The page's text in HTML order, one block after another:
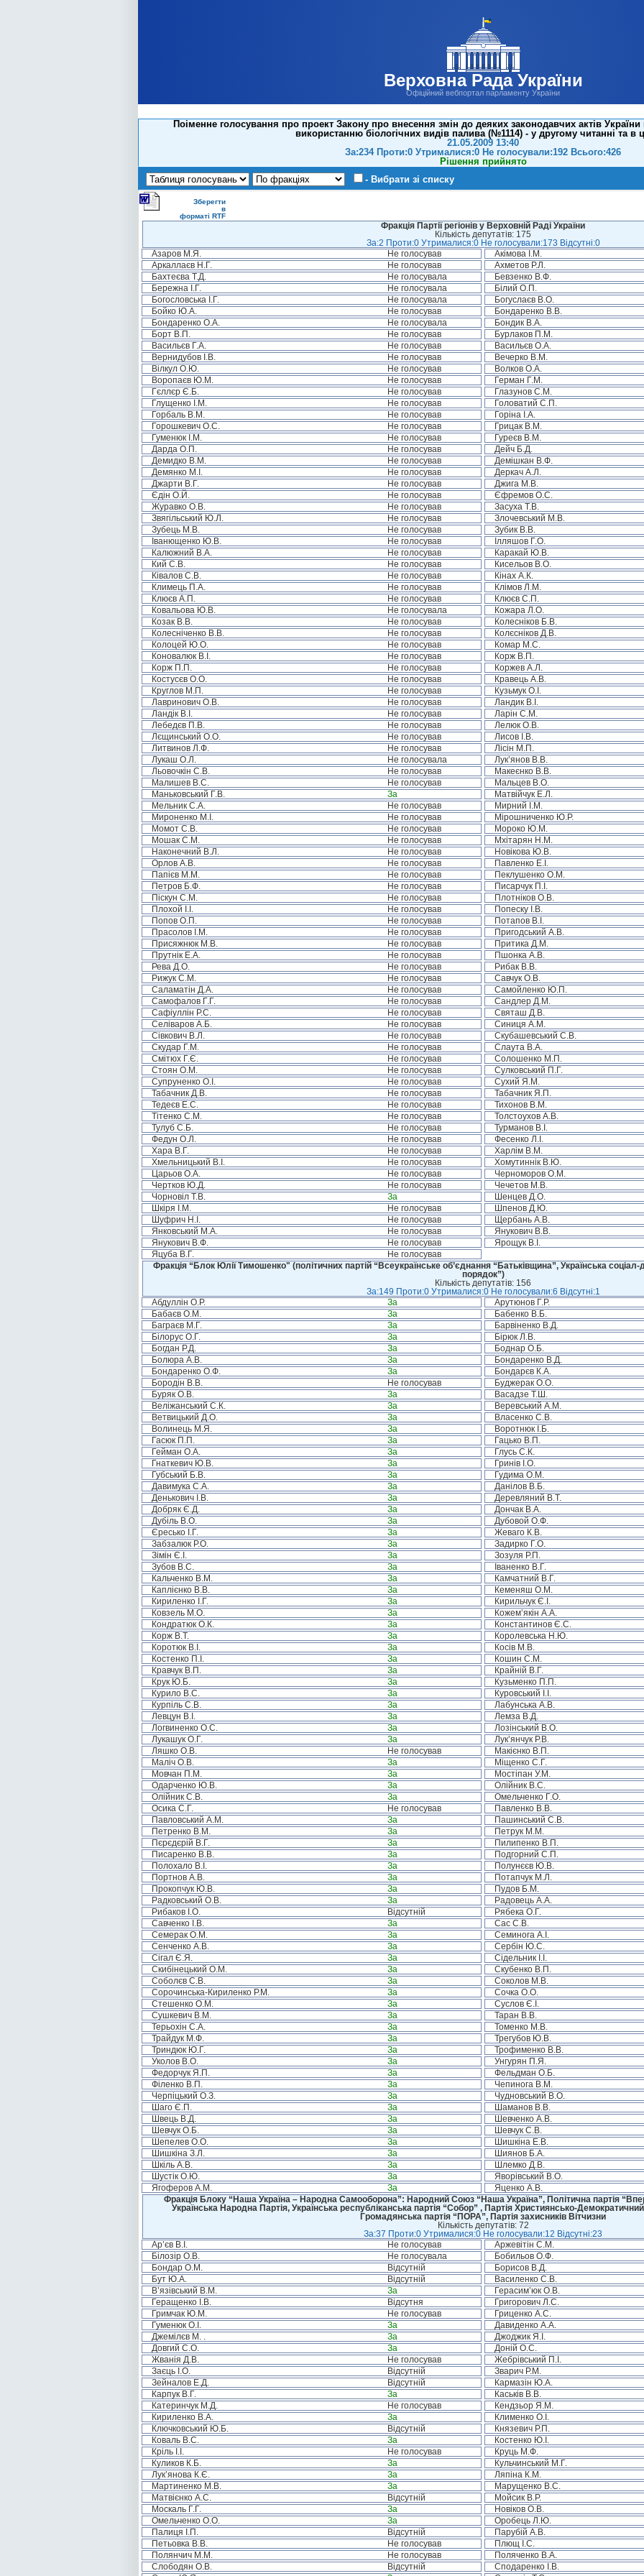
Верховна Рада України
Офіційний вебпортал парламенту України
Поіменне голосування про проект Закону про внесення змін до деяких законодавчих актів
використанню біологічних видів палива (№1114) - у другому читанні та в
21.05.2009 13:40
За:234 Проти:0 Утрималися:0 Не голосували:192 Всього:426
Рішення прийнято
- Вибрати зі списку
Зберегти
в
форматі RTF
Фракція Партії регіонів у Верховній Раді України
Кількість депутатів: 175
За:2 Проти:0 Утрималися:0 Не голосували:173 Відсутні:0
Азаров М.Я.
Не голосував Акімова І.М.
Аркаллаєв Н.Г.
Не голосував Ахметов Р.Л.
Бахтеєва Т.Д.
Не голосувала Бевзенко В.Ф.
Бережна І.Г.
Не голосувала Білий О.П.
Богословська І.Г.
Не голосувала Богуслаєв В.О.
Бойко Ю.А.
Не голосував Бондаренко В.В.
Бондаренко О.А.
Не голосувала Бондик В.А.
Борт В.П.
Не голосував Бурлаков П.М.
Васильєв Г.А.
Не голосував Васильєв О.А.
Вернидубов І.В.
Не голосував Вечерко В.М.
Вілкул О.Ю.
Не голосував Волков О.А.
Воропаєв Ю.М.
Не голосував Герман Г.М.
Гєллєр Є.Б.
Не голосував Глазунов С.М.
Глущенко І.М.
Не голосував Головатий С.П.
Горбаль В.М.
Не голосував Горіна І.А.
Горошкевич О.С.
Не голосував Грицак В.М.
Гуменюк І.М.
Не голосував Гуреєв В.М.
Дарда О.П.
Не голосував Дейч Б.Д.
Демидко В.М.
Не голосував Демішкан В.Ф.
Демянко М.І.
Не голосував Деркач А.Л.
Джарти В.Г.
Не голосував Джига М.В.
Єдін О.Й.
Не голосував Єфремов О.С.
Журавко О.В.
Не голосував Засуха Т.В.
Звягільський Ю.Л.
Не голосував Злочевський М.В.
Зубець М.В.
Не голосував Зубик В.В.
Іванющенко Ю.В.
Не голосував Ілляшов Г.О.
Калюжний В.А.
Не голосував Каракай Ю.В.
Кий С.В.
Не голосував Кисельов В.О.
Ківалов С.В.
Не голосував Кінах А.К.
Климець П.А.
Не голосував Клімов Л.М.
Клюєв А.П.
Не голосував Клюєв С.П.
Ковальова Ю.В.
Не голосувала Кожара Л.О.
Козак В.В.
Не голосував Колесніков Б.В.
Колесніченко В.В.
Не голосував Колєсніков Д.В.
Колоцей Ю.О.
Не голосував Комар М.С.
Коновалюк В.І.
Не голосував Корж В.П.
Корж П.П.
Не голосував Коржев А.Л.
Костусєв О.О.
Не голосував Кравець А.В.
Круглов М.П.
Не голосував Кузьмук О.І.
Лавринович О.В.
Не голосував Ландик В.І.
Ландік В.І.
Не голосував Ларін С.М.
Лебедєв П.В.
Не голосував Лелюк О.В.
Лєщинський О.О.
Не голосував Лисов І.В.
Литвинов Л.Ф.
Не голосував Лісін М.П.
Лукаш О.Л.
Не голосувала Лук’янов В.В.
Льовочкін С.В.
Не голосував Макеєнко В.В.
Малишев В.С.
Не голосував Мальцев В.О.
Маньковський Г.В.
За Матвійчук Е.Л.
Мельник С.А.
Не голосував Мирний І.М.
Мироненко М.І.
Не голосував Мірошниченко Ю.Р.
Момот С.В.
Не голосував Мороко Ю.М.
Мошак С.М.
Не голосував Мхітарян Н.М.
Наконечний В.Л.
Не голосував Новікова Ю.В.
Орлов А.В.
Не голосував Павленко Е.І.
Папієв М.М.
Не голосував Пеклушенко О.М.
Петров Б.Ф.
Не голосував Писарчук П.І.
Піскун С.М.
Не голосував Плотніков О.В.
Плохой І.І.
Не голосував Попеску І.В.
Попов О.П.
Не голосував Потапов В.І.
Прасолов І.М.
Не голосував Пригодський А.В.
Присяжнюк М.В.
Не голосував Притика Д.М.
Прутнік Е.А.
Не голосував Пшонка А.В.
Рева Д.О.
Не голосував Рибак В.В.
Рижук С.М.
Не голосував Савчук О.В.
Саламатін Д.А.
Не голосував Самойленко Ю.П.
Самофалов Г.Г.
Не голосував Сандлер Д.М.
Сафіуллін Р.С.
Не голосував Святаш Д.В.
Селіваров А.Б.
Не голосував Синиця А.М.
Сівкович В.Л.
Не голосував Скубашевський С.В.
Скудар Г.М.
Не голосував Слаута В.А.
Смітюх Г.Є.
Не голосував Солошенко М.П.
Стоян О.М.
Не голосував Сулковський П.Г.
Супруненко О.І.
Не голосував Сухий Я.М.
Табачник Д.В.
Не голосував Табачник Я.П.
Тедеєв Е.С.
Не голосував Тихонов В.М.
Тітенко С.М.
Не голосував Толстоухов А.В.
Тулуб С.Б.
Не голосував Турманов В.І.
Федун О.Л.
Не голосував Фесенко Л.І.
Хара В.Г.
Не голосував Харлім В.М.
Хмельницький В.І.
Не голосував Хомутиннік В.Ю.
Царьов О.А.
Не голосував Черноморов О.М.
Чертков Ю.Д.
Не голосував Чечетов М.В.
Чорновіл Т.В.
За Шенцев Д.О.
Шкіря І.М.
Не голосував Шпенов Д.Ю.
Шуфрич Н.І.
Не голосував Щербань А.В.
Янковський М.А.
Не голосував Янукович В.В.
Янукович В.Ф.
Не голосував Ярощук В.І.
Яцуба В.Г.
Не голосував
Фракція “Блок Юлії Тимошенко" (політичних партій “Всеукраїнське об’єднання “Батьківщина”, Українська
порядок”)
Кількість депутатів: 156
За:149 Проти:0 Утрималися:0 Не голосували:6 Відсутні:1
Абдуллін О.Р.
За Арутюнов Г.Р.
Бабаєв О.М.
За Бабенко В.Б.
Баграєв М.Г.
За Барвіненко В.Д.
Білорус О.Г.
За Бірюк Л.В.
Богдан Р.Д.
За Боднар О.Б.
Болюра А.В.
За Бондаренко В.Д.
Бондаренко О.Ф.
За Бондарєв К.А.
Бородін В.В.
Не голосував Буджерак О.О.
Буряк О.В.
За Васадзе Т.Ш.
Веліжанський С.К.
За Веревський А.М.
Ветвицький Д.О.
За Власенко С.В.
Волинець М.Я.
За Воротнюк І.Б.
Гасюк П.П.
За Гацько В.П.
Гейман О.А.
За Глусь С.К.
Гнаткевич Ю.В.
За Гринів І.О.
Губський Б.В.
За Гудима О.М.
Давимука С.А.
За Данілов В.Б.
Денькович І.В.
За Деревляний В.Т.
Добряк Є.Д.
За Дончак В.А.
Дубіль В.О.
За Дубовой О.Ф.
Єресько І.Г.
За Жеваго К.В.
Забзалюк Р.О.
За Задирко Г.О.
Зімін Є.І.
За Зозуля Р.П.
Зубов В.С.
За Іваненко В.Г.
Кальченко В.М.
За Камчатний В.Г.
Каплієнко В.В.
За Кеменяш О.М.
Кириленко І.Г.
За Кирильчук Є.І.
Ковзель М.О.
За Кожем’якін А.А.
Кондратюк О.К.
За Константинов Є.С.
Корж В.Т.
За Королевська Н.Ю.
Коротюк В.І.
За Косів М.В.
Костенко П.І.
За Кошин С.М.
Кравчук В.П.
За Крайній В.Г.
Крук Ю.Б.
За Кузьменко П.П.
Курило В.С.
За Куровський І.І.
Курпіль С.В.
За Лабунська А.В.
Левцун В.І.
За Лемза В.Д.
Логвиненко О.С.
За Лозінський В.О.
Лукашук О.Г.
За Лук’янчук Р.В.
Ляшко О.В.
Не голосував Макієнко В.П.
Маліч О.В.
За Міщенко С.Г.
Мовчан П.М.
За Мостіпан У.М.
Одарченко Ю.В.
За Олійник В.С.
Олійник С.В.
За Омельченко Г.О.
Осика С.Г.
Не голосував Павленко В.В.
Павловський А.М.
За Пашинський С.В.
Петренко В.М.
За Петрук М.М.
Пєрєдєрій В.Г.
За Пилипенко В.П.
Писаренко В.В.
За Подгорний С.П.
Полохало В.І.
За Полунєєв Ю.В.
Портнов А.В.
За Потапчук М.Л.
Прокопчук Ю.В.
За Пудов Б.М.
Радковський О.В.
За Радовець А.А.
Рибаков І.О.
Відсутній Рябека О.Г.
Савченко І.В.
За Сас С.В.
Семерак О.М.
За Семинога А.І.
Сенченко А.В.
За Сербін Ю.С.
Сігал Є.Я.
За Сідельник І.І.
Скибінецький О.М.
За Скубенко В.П.
Соболєв С.В.
За Соколов М.В.
Сорочинська-Кириленко Р.М.
За Сочка О.О.
Стешенко О.М.
За Суслов Є.І.
Сушкевич В.М.
За Таран В.В.
Терьохін С.А.
За Томенко М.В.
Трайдук М.Ф.
За Трегубов Ю.В.
Триндюк Ю.Г.
За Трофименко В.В.
Уколов В.О.
За Унгурян П.Я.
Федорчук Я.П.
За Фельдман О.Б.
Філенко В.П.
За Чепинога В.М.
Черпіцький О.З.
За Чудновський В.О.
Шаго Є.П.
За Шаманов В.В.
Швець В.Д.
За Шевченко А.В.
Шевчук О.Б.
За Шевчук С.В.
Шепелев О.О.
За Шишкіна Е.В.
Шишкіна З.Л.
За Шиянов Б.А.
Шкіль А.В.
За Шлемко Д.В.
Шустік О.Ю.
За Яворівський В.О.
Ягоферов А.М.
За Яценко А.В.
Фракція Блоку “Наша Україна – Народна Самооборона”: Народний Союз “Наша Україна”, Політична партія
Українська Народна Партія, Українська республіканська партія “Собор” , Партія Християнсько-
Громадянська партія “ПОРА”, Партія захисників Вітчизни
Кількість депутатів: 72
За:37 Проти:0 Утрималися:0 Не голосували:12 Відсутні:23
Ар’єв В.І.
Не голосував Аржевітін С.М.
Білозір О.В.
Не голосувала Бобильов О.Ф.
Бондар О.М.
Відсутній Борисов В.Д.
Бут Ю.А.
Відсутній Василенко С.В.
В’язівський В.М.
За Герасим’юк О.В.
Геращенко І.В.
Відсутня Григорович Л.С.
Гримчак Ю.М.
Не голосував Гриценко А.С.
Гуменюк О.І.
За Давиденко А.А.
Джемілєв М. .
За Джоджик Я.І.
Довгий С.О.
За Доній О.С.
Жванія Д.В.
Не голосував Жебрівський П.І.
Заєць І.О.
Відсутній Зварич Р.М.
Зейналов Е.Д.
Відсутній Кармазін Ю.А.
Карпук В.Г.
За Каськів В.В.
Катеринчук М.Д.
Не голосував Кендзьор Я.М.
Кириленко В.А.
За Клименко О.І.
Ключковський Ю.Б.
Відсутній Князевич Р.П.
Коваль В.С.
За Костенко Ю.І.
Кріль І.І.
Не голосував Круць М.Ф.
Куликов К.Б.
За Кульчинський М.Г.
Лук’янова К.Є.
За Ляпіна К.М.
Мартиненко М.В.
За Марущенко В.С.
Матвієнко А.С.
Відсутній Мойсик В.Р.
Москаль Г.Г.
За Новіков О.В.
Омельченко О.О.
За Оробець Л.Ю.
Палиця І.П.
Відсутній Парубій А.В.
Петьовка В.В.
Не голосував Плющ І.С.
Полянчич М.М.
Не голосував Поляченко В.А.
Слободян О.В.
Відсутній Сподаренко І.В.